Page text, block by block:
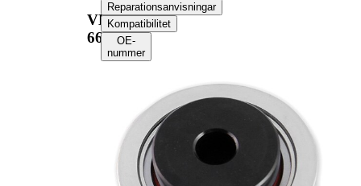
VKMA
66016
Reparationsanvisningar
Kompatibilitet
OE-
nummer
Produktinformation
Egenskap
Värde
Längd
802
mm